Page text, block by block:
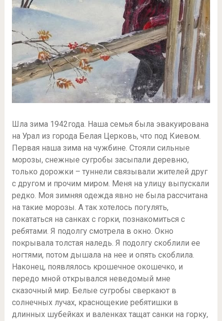
Шла зима 1942года. Наша семья была эвакуирована
на Урал из города Белая Церковь, что под Киевом.
Первая наша зима на чужбине. Стояли сильные
морозы, снежные сугробы засыпали деревню,
только дорожки – туннели связывали жителей друг
с другом и прочим миром. Меня на улицу выпускали
редко. Моя зимняя одежда явно не была рассчитана
на такие морозы. А так хотелось погулять,
покататься на санках с горки, познакомиться с
ребятами. Я подолгу смотрела в окно. Окно
покрывала толстая наледь. Я подолгу скоблили ее
ногтями, потом дышала на нее и опять скоблила.
Наконец, появлялось крошечное окошечко, и
передо мной открывался неведомый мне
сказочный мир. Белые сугробы сверкают в
солнечных лучах, краснощекие ребятишки в
длинных шубейках и валенках тащат санки на горку,